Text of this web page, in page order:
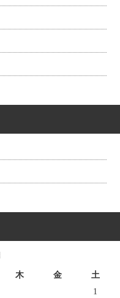
木 金 土
1